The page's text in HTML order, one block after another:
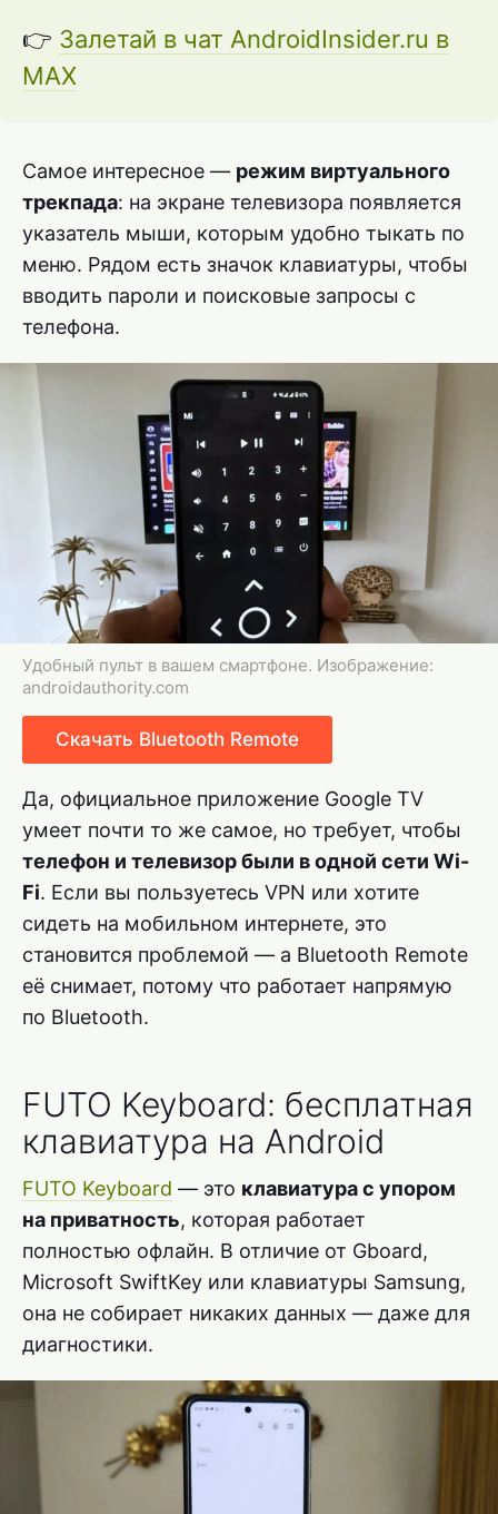
👉 Залетай в чат AndroidInsider.ru в
MAX
Самое интересное — режим виртуального
трекпада: на экране телевизора появляется
указатель мыши, которым удобно тыкать по
меню. Рядом есть значок клавиатуры, чтобы
вводить пароли и поисковые запросы с
телефона.
Удобный пульт в вашем смартфоне. Изображение:
androidauthority.com
Скачать Bluetooth Remote
Да, официальное приложение Google TV
умеет почти то же самое, но требует, чтобы
телефон и телевизор были в одной сети Wi-
Fi. Если вы пользуетесь VPN или хотите
сидеть на мобильном интернете, это
становится проблемой — а Bluetooth Remote
её снимает, потому что работает напрямую
по Bluetooth.
FUTO Keyboard: бесплатная
клавиатура на Android
FUTO Keyboard — это клавиатура с упором
на приватность, которая работает
полностью офлайн. В отличие от Gboard,
Microsoft SwiftKey или клавиатуры Samsung,
она не собирает никаких данных — даже для
диагностики.